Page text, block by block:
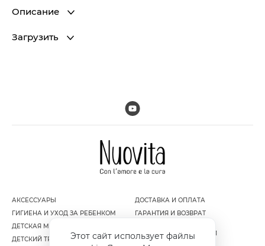
Описание
Загрузить
АКСЕССУАРЫ
ГИГИЕНА И УХОД ЗА РЕБЕНКОМ
ДЕТСКАЯ МЕБЕЛЬ
ДЕТСКИЙ ТРАНСПОРТ
ДОСТАВКА И ОПЛАТА
ГАРАНТИЯ И ВОЗВРАТ
КОНФИДЕНЦИАЛЬНОСТИ
Этот сайт использует файлы